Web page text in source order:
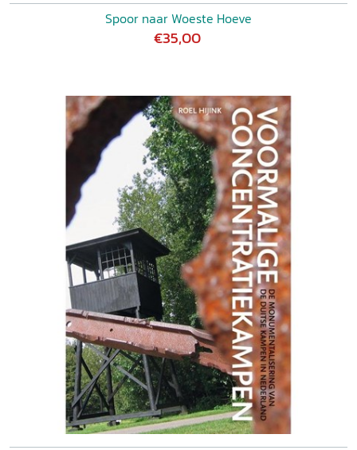
Spoor naar Woeste Hoeve
€35,00